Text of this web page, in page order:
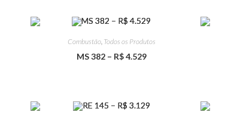
Combustão, Todos os Produtos
MS 382 – R$ 4.529